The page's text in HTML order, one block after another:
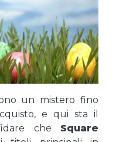
un mistero fino
e qui sta il
che Square